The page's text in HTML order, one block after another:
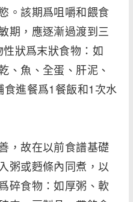
。該期爲咀嚼和餵食
期，應逐漸過渡到三
狀爲末狀食物：如
、魚、全蛋、肝泥、
進餐爲1餐飯和1次水
，故在以前食譜基礎
粥或麪條內同煮，以
碎食物：如厚粥、軟